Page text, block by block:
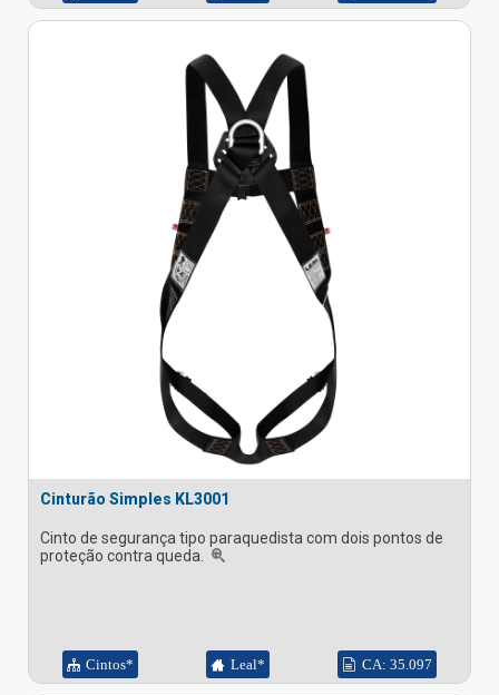
Cinturão Simples KL3001
Cinto de segurança tipo paraquedista com dois pontos de
proteção contra queda.
Cintos* Leal* CA: 35.097